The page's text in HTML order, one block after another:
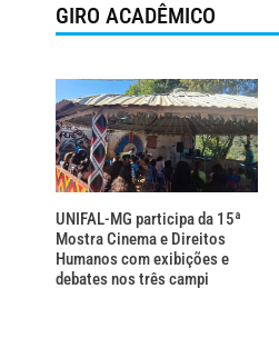
GIRO ACADÊMICO
UNIFAL-MG participa da 15ª
Mostra Cinema e Direitos
Humanos com exibições e
debates nos três campi